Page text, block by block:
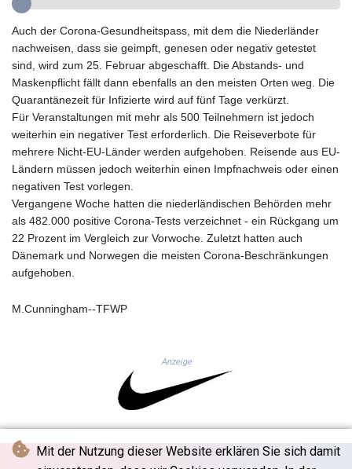
Mit der Nutzung dieser Website erklären Sie sich damit
FKP 0.74148
GBP 0.742583
GEL 2.610391
GGP 0.74148
GHS 11.700039
GIP 0.74148
GMD 73.503851
GNF
8756.649224
GTQ 7.607144
HKD 7.84315
HNL 26.723176
HRK 6.518804
HTG 130.363707
JMD 158.335856
Auch der Corona-Gesundheitspass, mit dem die Niederländer
nachweisen, dass sie geimpft, genesen oder negativ getestet
sind, wird zum 25. Februar abgeschafft. Die Abstands- und
Maskenpflicht fällt dann ebenfalls an den meisten Orten weg. Die
Quarantänezeit für Infizierte wird auf fünf Tage verkürzt.
Für Veranstaltungen mit mehr als 500 Teilnehmern ist jedoch
weiterhin ein negativer Test erforderlich. Die Reiseverbote für
mehrere Nicht-EU-Länder werden aufgehoben. Reisende aus EU-
Ländern müssen jedoch weiterhin einen Impfnachweis oder einen
negativen Test vorlegen.
Vergangene Woche hatten die niederländischen Behörden mehr
als 482.000 positive Corona-Tests verzeichnet - ein Rückgang um
22 Prozent im Vergleich zur Vorwoche. Zuletzt hatten auch
Dänemark und Norwegen die meisten Corona-Beschränkungen
aufgehoben.
M.Cunningham--TFWP
Anzeige